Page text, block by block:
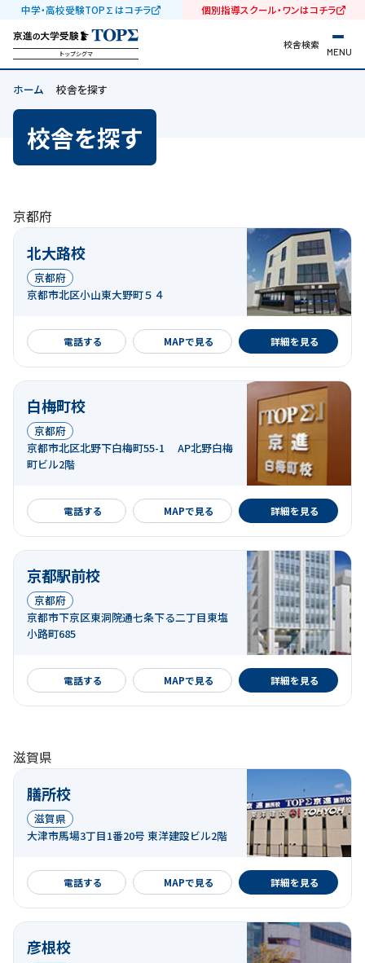
中学・高校受験TOP∑はコチラ 個別指導スクール・ワンはコチラ
トップシグマ
校舎検索
MENU
ホーム 校舎を探す
校舎を探す
京都府
北大路校
京都府
京都市北区小山東大野町５４
電話する MAPで見る
詳細を見る
詳細を見る
白梅町校
京都府
京都市北区北野下白梅町55-1 AP北野白梅
町ビル2階
電話する MAPで見る
詳細を見る
詳細を見る
京都駅前校
京都府
京都市下京区東洞院通七条下る二丁目東塩
小路町685
電話する MAPで見る
詳細を見る
詳細を見る
滋賀県
膳所校
滋賀県
大津市馬場3丁目1番20号 東洋建設ビル2階
電話する MAPで見る
詳細を見る
詳細を見る
彦根校